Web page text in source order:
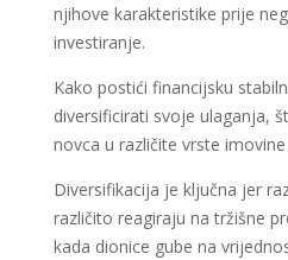
njihove karakteristike prije
investiranje.
Kako postići financijsku
diversificirati svoje ulaganja,
novca u različite vrste
Diversifikacija je ključna jer
različito reagiraju na tržišne
kada dionice gube na